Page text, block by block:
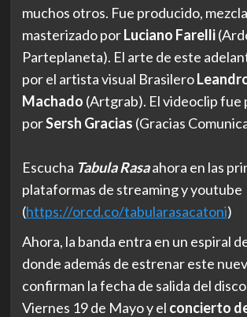
muchos otros. Fue producido,
masterizado porLuciano Farelli
Parteplaneta). El arte de este
por el artista visual Brasilero
Machado (Artgrab). El videoclip fue
porSersh Gracias (Gracias
Escucha Tabula Rasaahora en las
plataformas de streaming y youtube
(https://orcd.co/tabularasacatoni)
Ahora, la banda entra en un espiral
donde además de estrenar este
confirman la fecha de salida del
Viernes 19 de Mayo y el concierto